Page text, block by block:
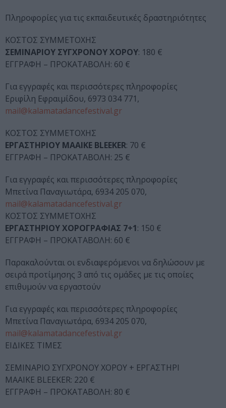
Πληροφορίες για τις εκπαιδευτικές δραστηριότητες
ΚΟΣΤΟΣ ΣΥΜΜΕΤΟΧΗΣ
ΣΕΜΙΝΑΡΙΟΥ ΣΥΓΧΡΟΝΟΥ ΧΟΡΟΥ: 180 €
ΕΓΓΡΑΦΗ – ΠΡΟΚΑΤΑΒΟΛΗ: 60 €
Για εγγραφές και περισσότερες πληροφορίες
Εριφίλη Εφραιμίδου, 6973 034 771,
mail@kalamatadancefestival.gr
ΚΟΣΤΟΣ ΣΥΜΜΕΤΟΧΗΣ
ΕΡΓΑΣΤΗΡΙΟΥ MAAIKE BLEEKER: 70 €
ΕΓΓΡΑΦΗ – ΠΡΟΚΑΤΑΒΟΛΗ: 25 €
Για εγγραφές και περισσότερες πληροφορίες
Μπετίνα Παναγιωτάρα, 6934 205 070,
mail@kalamatadancefestival.gr
ΚΟΣΤΟΣ ΣΥΜΜΕΤΟΧΗΣ
ΕΡΓΑΣΤΗΡΙΟΥ ΧΟΡΟΓΡΑΦΙΑΣ 7+1: 150 €
ΕΓΓΡΑΦΗ – ΠΡΟΚΑΤΑΒΟΛΗ: 60 €
Παρακαλούνται οι ενδιαφερόμενοι να δηλώσουν με
σειρά προτίμησης 3 από τις ομάδες με τις οποίες
επιθυμούν να εργαστούν
Για εγγραφές και περισσότερες πληροφορίες
Μπετίνα Παναγιωτάρα, 6934 205 070,
mail@kalamatadancefestival.gr
ΕΙΔΙΚΕΣ ΤΙΜΕΣ
ΣΕΜΙΝΑΡΙΟ ΣΥΓΧΡΟΝΟΥ ΧΟΡΟΥ + ΕΡΓΑΣΤΗΡΙ
MAAIKE BLEEKER: 220 €
ΕΓΓΡΑΦΗ – ΠΡΟΚΑΤΑΒΟΛΗ: 80 €